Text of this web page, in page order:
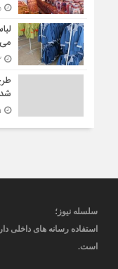
۱۵ مرداد ۱۴۰۵ - ۱۴:۳۶
۱۲ مرداد ۱۴۰۵ - ۲۲:۴۲
شد
سلسله نیوز؛
استفاده رسانه های داخلی
است.